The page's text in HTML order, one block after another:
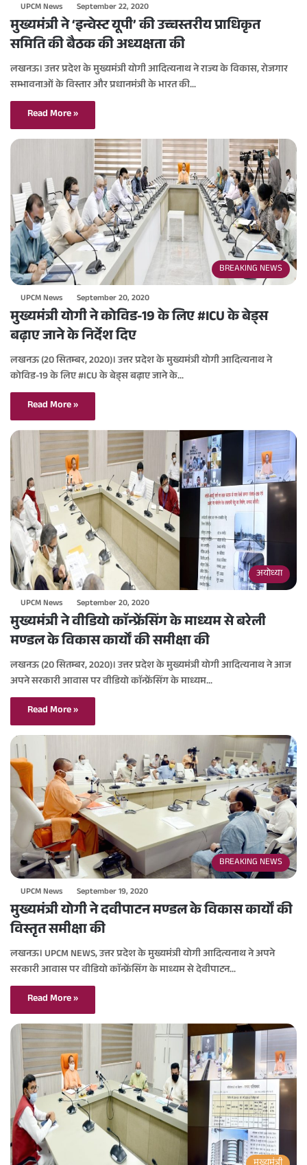
UPCM News September 22, 2020
मुख्यमंत्री ने ‘इन्वेस्ट यूपी’ की उच्चस्तरीय प्राधिकृत
समिति की बैठक की अध्यक्षता की
लखनऊ। उत्तर प्रदेश के मुख्यमंत्री योगी आदित्यनाथ ने राज्य के विकास, रोजगार
सम्भावनाओं के विस्तार और प्रधानमंत्री के भारत की…
Read More »
BREAKING NEWS
UPCM News September 20, 2020
मुख्यमंत्री योगी ने कोविड-19 के लिए #ICU के बेड्स
बढ़ाए जाने के निर्देश दिए
लखनऊ (20 सितम्बर, 2020)। उत्तर प्रदेश के मुख्यमंत्री योगी आदित्यनाथ ने
कोविड-19 के लिए #ICU के बेड्स बढ़ाए जाने के…
Read More »
अयोध्या
UPCM News September 20, 2020
मुख्यमंत्री ने वीडियो काॅन्फ्रेंसिंग के माध्यम से बरेली
मण्डल के विकास कार्यों की समीक्षा की
लखनऊ (20 सितम्बर, 2020)। उत्तर प्रदेश के मुख्यमंत्री योगी आदित्यनाथ ने आज
अपने सरकारी आवास पर वीडियो काॅन्फ्रेंसिंग के माध्यम…
Read More »
BREAKING NEWS
UPCM News September 19, 2020
मुख्यमंत्री योगी ने दवीपाटन मण्डल के विकास कार्यों की
विस्तृत समीक्षा की
लखनऊ। UPCM NEWS, उत्तर प्रदेश के मुख्यमंत्री योगी आदित्यनाथ ने अपने
सरकारी आवास पर वीडियो काॅन्फ्रेंसिंग के माध्यम से देवीपाटन…
Read More »